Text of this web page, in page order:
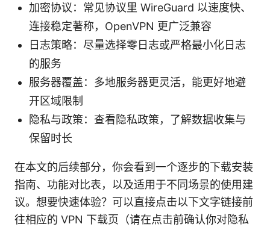
加密协议：常见协议里 WireGuard 以速度快、
连接稳定著称，OpenVPN 更广泛兼容
日志策略：尽量选择零日志或严格最小化日志
的服务
服务器覆盖：多地服务器更灵活，能更好地避
开区域限制
隐私与政策：查看隐私政策，了解数据收集与
保留时长
在本文的后续部分，你会看到一个逐步的下载安装
指南、功能对比表，以及适用于不同场景的使用建
议。想要快速体验？可以直接点击以下文字链接前
往相应的 VPN 下载页（请在点击前确认你对隐私